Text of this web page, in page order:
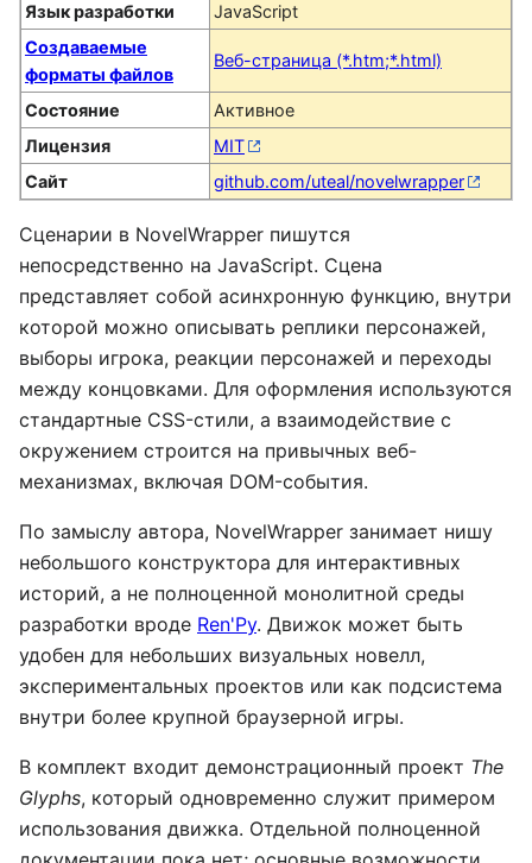
Язык разработки
JavaScript
Создаваемые
форматы файлов
Веб-страница (*.htm;*.html)
Состояние
Активное
Лицензия
MIT
Сайт
github.com/uteal/novelwrapper
Сценарии в NovelWrapper пишутся
непосредственно на JavaScript. Сцена
представляет собой асинхронную функцию, внутри
которой можно описывать реплики персонажей,
выборы игрока, реакции персонажей и переходы
между концовками. Для оформления используются
стандартные CSS-стили, а взаимодействие с
окружением строится на привычных веб-
механизмах, включая DOM-события.
По замыслу автора, NovelWrapper занимает нишу
небольшого конструктора для интерактивных
историй, а не полноценной монолитной среды
разработки вроде Ren'Py. Движок может быть
удобен для небольших визуальных новелл,
экспериментальных проектов или как подсистема
внутри более крупной браузерной игры.
В комплект входит демонстрационный проект The
Glyphs, который одновременно служит примером
использования движка. Отдельной полноценной